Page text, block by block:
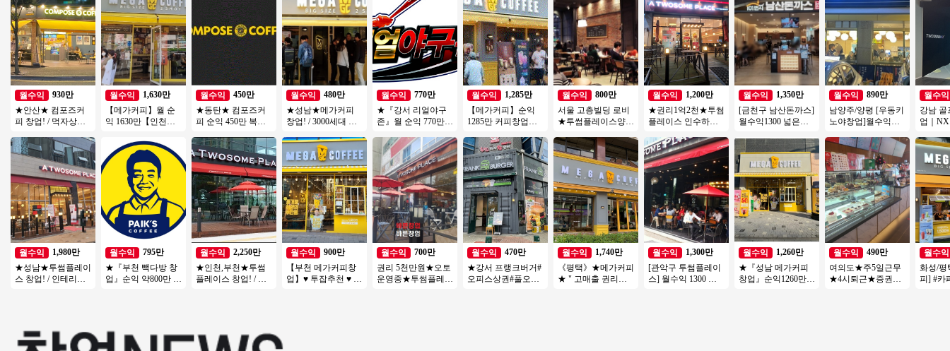
월수익
930만
★안산★ 컴포즈커
피 창업! / 먹자상권
비중! / 고수익창업
월수익
1,980만
★성남★투썸플레이
스 창업! / 인테리어
월수익
1,630만
【메가커피】월 순
익 1630만【인천】
는 커피창업 추천
월수익
795만
★『부천 빽다방 창
업』순익 약800만 시
월수익
450만
★동탄★ 컴포즈커
피 순익 450만 복합
보창업/여성창업/소
자본창업
월수익
2,250만
★인천,부천★투썸
플레이스 창업! / 지
월수익
480만
★성남★메가커피
창업! / 3000세대 이
세대 / 낮은 투자금액
월수익
900만
【부천 메가커피창
업】♥ 투잡추천 ♥ 소
월수익
770만
★『강서 리얼야구
존』월 순익 770만원
수 초보창업 고수익
창업
월수익
700만
권리 5천만원★오토
운영중★투썸플레이
월수익
1,285만
【메가커피】순익
1285만 커피창업
아파트 항아리상권
입지최고
월수익
470만
★강서 프랭크버거#
오피스상권#풀오토
월수익
800만
서울 고층빌딩 로비
★투썸플레이스양도
★주5일영업★투잡
창업★
월수익
1,740만
《평택》★메가커피
★ " 고매출 권리금
월수익
1,200만
★권리1억2천★투썸
플레이스 인수하세
바로 보내드립니다
월수익
1,300만
[관악구 투썸플레이
스] 월수익 1300 고
월수익
1,350만
[금천구 남산돈까스]
월수익1300 넓은평
매출꾸준한 남산돈
까스!
월수익
1,260만
★『성남 메가커피
창업』순익1260만
월수익
890만
남양주/양평 [우동키
노야창업]월수익
소자본창업#고수익
창업#투잡
월수익
490만
여의도★주5일근무
★4시퇴근★증권가
월수익
강남 골
업｜
권리금
월수익
화성/평
피] #카